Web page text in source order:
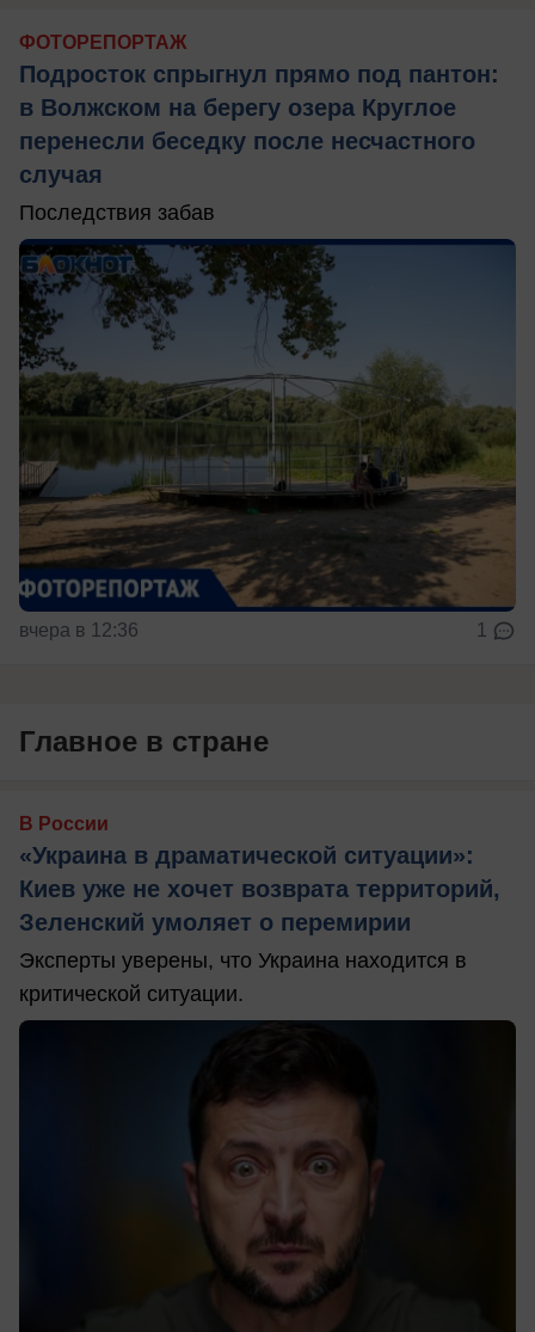
ФОТОРЕПОРТАЖ
Подросток спрыгнул прямо под пантон:
в Волжском на берегу озера Круглое
перенесли беседку после несчастного
случая
Последствия забав
вчера в 12:36 1
Главное в стране
В России
«Украина в драматической ситуации»:
Киев уже не хочет возврата территорий,
Зеленский умоляет о перемирии
Эксперты уверены, что Украина находится в
критической ситуации.